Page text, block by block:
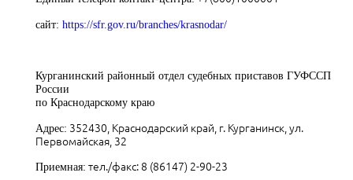
сайт: https://sfr.gov.ru/branches/krasnodar/
Курганинский районный отдел судебных приставов ГУФССП
России
по Краснодарскому краю
Адрес: 352430, Краснодарский край, г. Курганинск, ул.
Первомайская, 32
Приемная: тел./факс: 8 (86147) 2-90-23